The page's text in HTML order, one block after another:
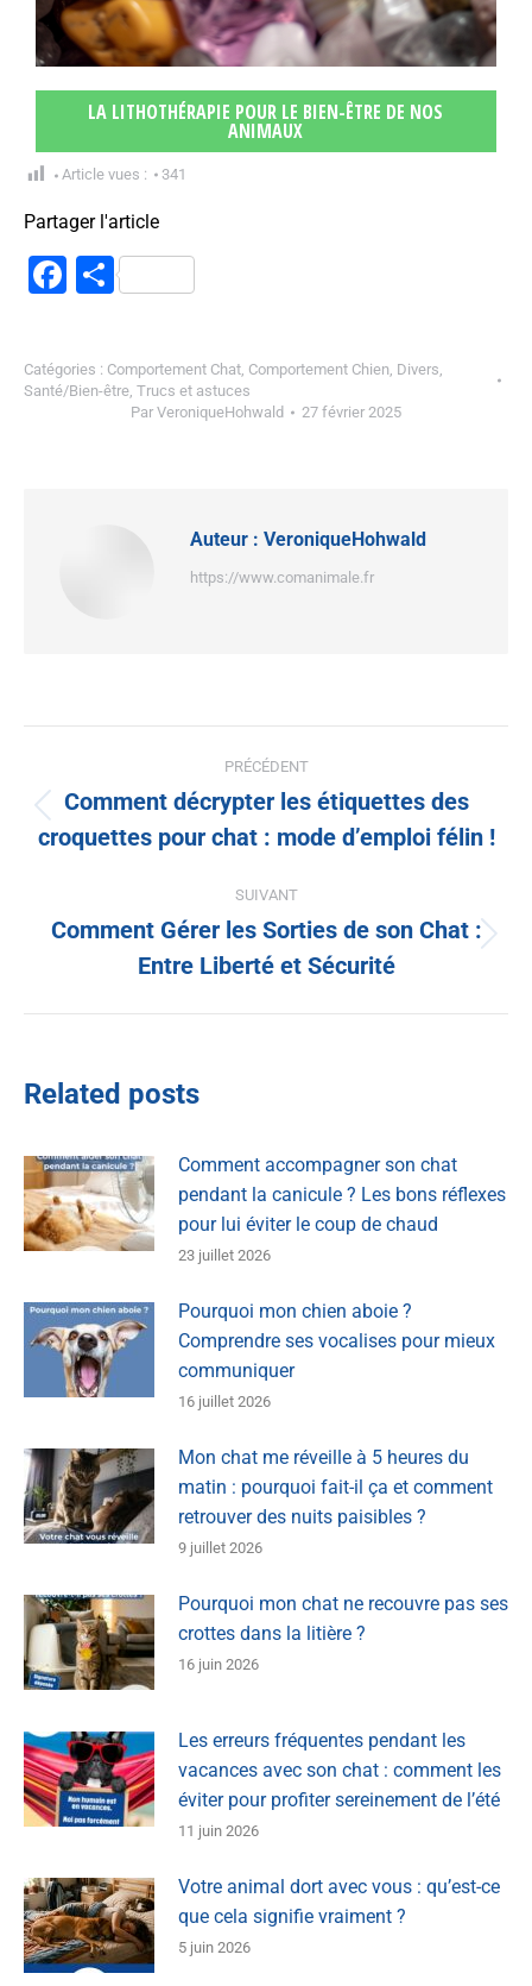
LA LITHOTHÉRAPIE POUR LE BIEN-ÊTRE DE NOS
ANIMAUX
Article vues : 341
Partager l'article
Facebook
Partager
Catégories : Comportement Chat Comportement Chien Divers
Santé/Bien-être Trucs et astuces
Par VeroniqueHohwald 27 février 2025
Auteur : VeroniqueHohwald
https://www.comanimale.fr
PRÉCÉDENT
Comment décrypter les étiquettes des
croquettes pour chat : mode d’emploi félin !
SUIVANT
Comment Gérer les Sorties de son Chat :
Entre Liberté et Sécurité
Related posts
Comment accompagner son chat
pendant la canicule ? Les bons réflexes
pour lui éviter le coup de chaud
23 juillet 2026
Pourquoi mon chien aboie ?
Comprendre ses vocalises pour mieux
communiquer
16 juillet 2026
Mon chat me réveille à 5 heures du
matin : pourquoi fait-il ça et comment
retrouver des nuits paisibles ?
9 juillet 2026
Pourquoi mon chat ne recouvre pas ses
crottes dans la litière ?
16 juin 2026
Les erreurs fréquentes pendant les
vacances avec son chat : comment les
éviter pour profiter sereinement de l’été
11 juin 2026
Votre animal dort avec vous : qu’est-ce
que cela signifie vraiment ?
5 juin 2026